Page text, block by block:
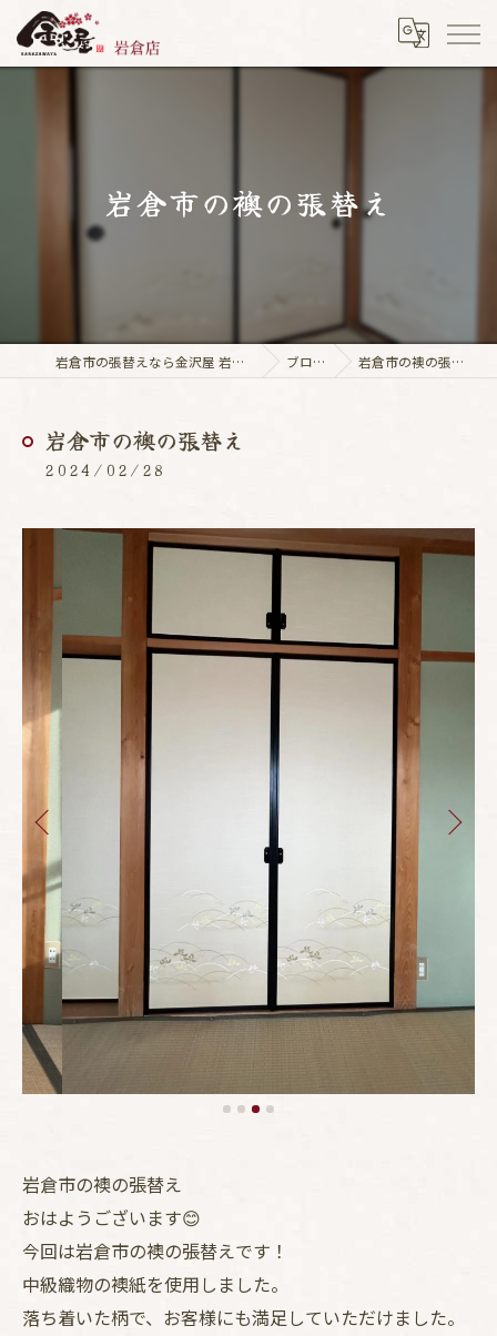
岩倉市の襖の張替え
岩倉市の張替えなら金沢屋 岩倉店 ブログ 岩倉市の襖の張替え
岩倉市の襖の張替え
2024/02/28
岩倉市の襖の張替え
おはようございます😊
今回は岩倉市の襖の張替えです！
中級織物の襖紙を使用しました。
落ち着いた柄で、お客様にも満足していただけました。